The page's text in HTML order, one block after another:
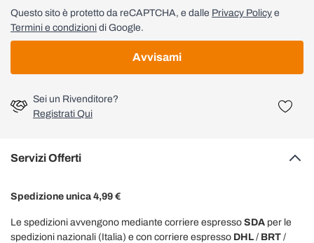
Questo sito è protetto da reCAPTCHA, e dalle Privacy Policy e
Termini e condizioni di Google.
Avvisami
Sei un Rivenditore?
Registrati Qui
Servizi Offerti
Spedizione unica 4,99 €
Le spedizioni avvengono mediante corriere espresso SDA per le
spedizioni nazionali (Italia) e con corriere espresso DHL / BRT /